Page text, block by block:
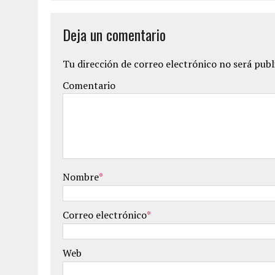
Deja un comentario
Tu dirección de correo electrónico no será
Comentario
Nombre*
Correo electrónico*
Web